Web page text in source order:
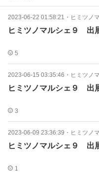
2023-06-22 01:58:21 ・ ヒミツノ
ヒミツノマルシェ９ 出
5
2023-06-15 03:35:46 ・ ヒミツノ
ヒミツノマルシェ９ 出
3
2023-06-09 23:36:39 ・ ヒミツノ
ヒミツノマルシェ９ 出
1